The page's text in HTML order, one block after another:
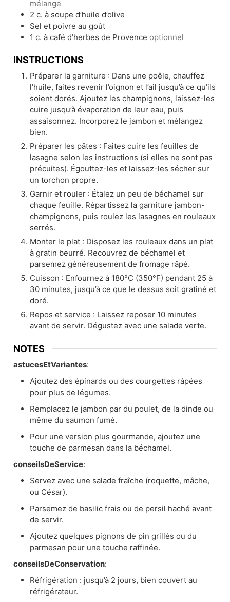
mélange
2 c. à soupe d’huile d’olive
Sel et poivre au goût
1 c. à café d’herbes de Provence optionnel
INSTRUCTIONS
Préparer la garniture : Dans une poêle, chauffez
l’huile, faites revenir l’oignon et l’ail jusqu’à ce qu’ils
soient dorés. Ajoutez les champignons, laissez-les
cuire jusqu’à évaporation de leur eau, puis
assaisonnez. Incorporez le jambon et mélangez
bien.
Préparer les pâtes : Faites cuire les feuilles de
lasagne selon les instructions (si elles ne sont pas
précuites). Égouttez-les et laissez-les sécher sur
un torchon propre.
Garnir et rouler : Étalez un peu de béchamel sur
chaque feuille. Répartissez la garniture jambon-
champignons, puis roulez les lasagnes en rouleaux
serrés.
Monter le plat : Disposez les rouleaux dans un plat
à gratin beurré. Recouvrez de béchamel et
parsemez généreusement de fromage râpé.
Cuisson : Enfournez à 180°C (350°F) pendant 25 à
30 minutes, jusqu’à ce que le dessus soit gratiné et
doré.
Repos et service : Laissez reposer 10 minutes
avant de servir. Dégustez avec une salade verte.
NOTES
astucesEtVariantes:
Ajoutez des épinards ou des courgettes râpées
pour plus de légumes.
Remplacez le jambon par du poulet, de la dinde ou
même du saumon fumé.
Pour une version plus gourmande, ajoutez une
touche de parmesan dans la béchamel.
conseilsDeService:
Servez avec une salade fraîche (roquette, mâche,
ou César).
Parsemez de basilic frais ou de persil haché avant
de servir.
Ajoutez quelques pignons de pin grillés ou du
parmesan pour une touche raffinée.
conseilsDeConservation:
Réfrigération : jusqu’à 2 jours, bien couvert au
réfrigérateur.